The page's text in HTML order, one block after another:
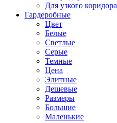
Для узкого коридора
Гардеробные
Цвет
Белые
Светлые
Серые
Темные
Цена
Элитные
Дешевые
Размеры
Большие
Маленькие